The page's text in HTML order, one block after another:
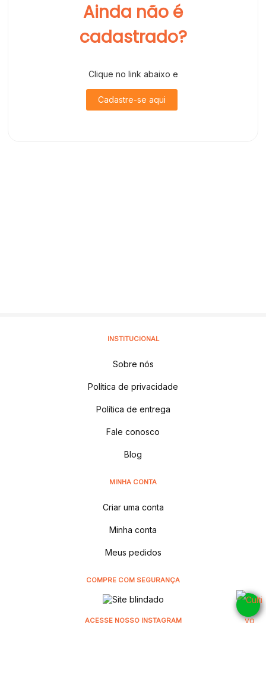
Ainda não é
cadastrado?
Clique no link abaixo e
Cadastre-se aqui
INSTITUCIONAL
Sobre nós
Política de privacidade
Política de entrega
Fale conosco
Blog
MINHA CONTA
Criar uma conta
Minha conta
Meus pedidos
COMPRE COM SEGURANÇA
ACESSE NOSSO INSTAGRAM